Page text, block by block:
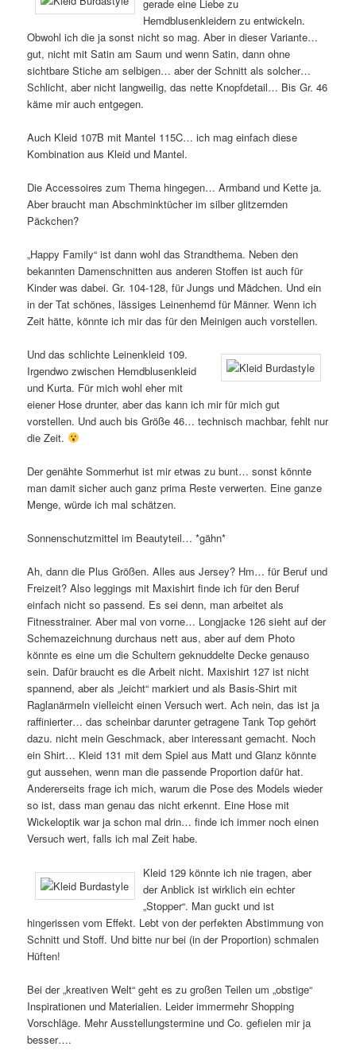
gerade eine Liebe zu
Hemdblusenkleidern zu entwickeln.
Obwohl ich die ja sonst nicht so mag. Aber in dieser Variante…
gut, nicht mit Satin am Saum und wenn Satin, dann ohne
sichtbare Stiche am selbigen… aber der Schnitt als solcher…
Schlicht, aber nicht langweilig, das nette Knopfdetail… Bis Gr. 46
käme mir auch entgegen.
Auch Kleid 107B mit Mantel 115C… ich mag einfach diese
Kombination aus Kleid und Mantel.
Die Accessoires zum Thema hingegen… Armband und Kette ja.
Aber braucht man Abschminktücher im silber glitzernden
Päckchen?
„Happy Family“ ist dann wohl das Strandthema. Neben den
bekannten Damenschnitten aus anderen Stoffen ist auch für
Kinder was dabei. Gr. 104-128, für Jungs und Mädchen. Und ein
in der Tat schönes, lässiges Leinenhemd für Männer. Wenn ich
Zeit hätte, könnte ich mir das für den Meinigen auch vorstellen.
Und das schlichte Leinenkleid 109.
Irgendwo zwischen Hemdblusenkleid
und Kurta. Für mich wohl eher mit
eiener Hose drunter, aber das kann ich mir für mich gut
vorstellen. Und auch bis Größe 46… technisch machbar, fehlt nur
die Zeit.
Der genähte Sommerhut ist mir etwas zu bunt… sonst könnte
man damit sicher auch ganz prima Reste verwerten. Eine ganze
Menge, würde ich mal schätzen.
Sonnenschutzmittel im Beautyteil… *gähn*
Ah, dann die Plus Größen. Alles aus Jersey? Hm… für Beruf und
Freizeit? Also leggings mit Maxishirt finde ich für den Beruf
einfach nicht so passend. Es sei denn, man arbeitet als
Fitnesstrainer. Aber mal von vorne… Longjacke 126 sieht auf der
Schemazeichnung durchaus nett aus, aber auf dem Photo
könnte es eine um die Schultern geknuddelte Decke genauso
sein. Dafür braucht es die Arbeit nicht. Maxishirt 127 ist nicht
spannend, aber als „leicht“ markiert und als Basis-Shirt mit
Raglanärmeln vielleicht einen Versuch wert. Ach nein, das ist ja
raffinierter… das scheinbar darunter getragene Tank Top gehört
dazu. nicht mein Geschmack, aber interessant gemacht. Noch
ein Shirt… Kleid 131 mit dem Spiel aus Matt und Glanz könnte
gut aussehen, wenn man die passende Proportion dafür hat.
Andererseits frage ich mich, warum die Pose des Models wieder
so ist, dass man genau das nicht erkennt. Eine Hose mit
Wickeloptik war ja schon mal drin… finde ich immer noch einen
Versuch wert, falls ich mal Zeit habe.
Kleid 129 könnte ich nie tragen, aber
der Anblick ist wirklich ein echter
„Stopper“. Man guckt und ist
hingerissen vom Effekt. Lebt von der perfekten Abstimmung von
Schnitt und Stoff. Und bitte nur bei (in der Proportion) schmalen
Hüften!
Bei der „kreativen Welt“ geht es zu großen Teilen um „obstige“
Inspirationen und Materialien. Leider immermehr Shopping
Vorschläge. Mehr Ausstellungstermine und Co. gefielen mir ja
besser….